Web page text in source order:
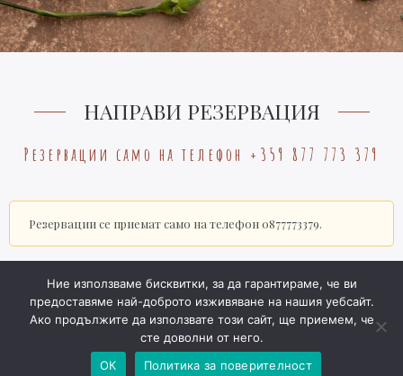
НАПРАВИ РЕЗЕРВАЦИЯ
Резервации само на телефон +359 877 773 379
Резервации се приемат само на телефон 0877773379.
Ние използваме бисквитки, за да гарантираме, че ви
предоставяме най-доброто изживяване на нашия уебсайт.
Ако продължите да използвате този сайт, ще приемем, че
сте доволни от него.
ОК
Политика за поверителност